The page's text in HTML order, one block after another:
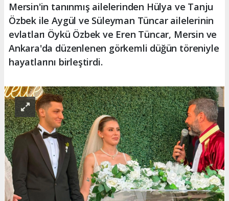
Mersin'in tanınmış ailelerinden Hülya ve Tanju
Özbek ile Aygül ve Süleyman Tüncar ailelerinin
evlatları Öykü Özbek ve Eren Tüncar, Mersin ve
Ankara'da düzenlenen görkemli düğün töreniyle
hayatlarını birleştirdi.